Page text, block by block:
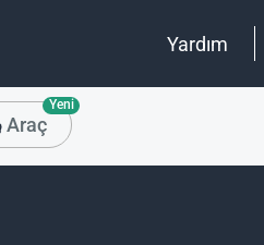
Yardım
Araç
Yeni